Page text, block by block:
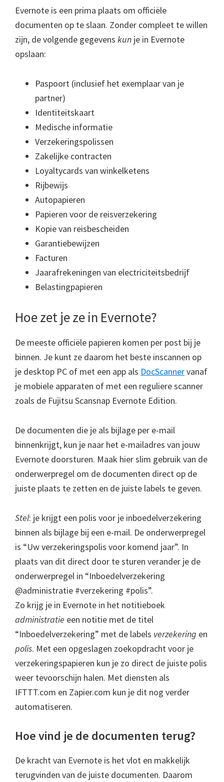
Evernote is een prima plaats om officiële
documenten op te slaan. Zonder compleet te willen
zijn, de volgende gegevens kun je in Evernote
opslaan:
Paspoort (inclusief het exemplaar van je
partner)
Identiteitskaart
Medische informatie
Verzekeringspolissen
Zakelijke contracten
Loyaltycards van winkelketens
Rijbewijs
Autopapieren
Papieren voor de reisverzekering
Kopie van reisbescheiden
Garantiebewijzen
Facturen
Jaarafrekeningen van electriciteitsbedrijf
Belastingpapieren
Hoe zet je ze in Evernote?
De meeste officiële papieren komen per post bij je
binnen. Je kunt ze daarom het beste inscannen op
je desktop PC of met een app als DocScannervanaf
je mobiele apparaten of met een reguliere scanner
zoals de Fujitsu Scansnap Evernote Edition.
De documenten die je als bijlage per e-mail
binnenkrijgt, kun je naar het e-mailadres van jouw
Evernote doorsturen. Maak hier slim gebruik van de
onderwerpregel om de documenten direct op de
juiste plaats te zetten en de juiste labels te geven.
Stel: je krijgt een polis voor je inboedelverzekering
binnen als bijlage bij een e-mail. De onderwerpregel
is “Uw verzekeringspolis voor komend jaar”. In
plaats van dit direct door te sturen verander je de
onderwerpregel in “Inboedelverzekering
@administratie #verzekering #polis”.
Zo krijg je in Evernote in het notitieboek
administratie een notitie met de titel
“Inboedelverzekering” met de labels verzekering en
polis. Met een opgeslagen zoekopdracht voor je
verzekeringspapieren kun je zo direct de juiste polis
weer tevoorschijn halen. Met diensten als
IFTTT.com en Zapier.com kun je dit nog verder
automatiseren.
Hoe vind je de documenten terug?
De kracht van Evernote is het vlot en makkelijk
terugvinden van de juiste documenten. Daarom